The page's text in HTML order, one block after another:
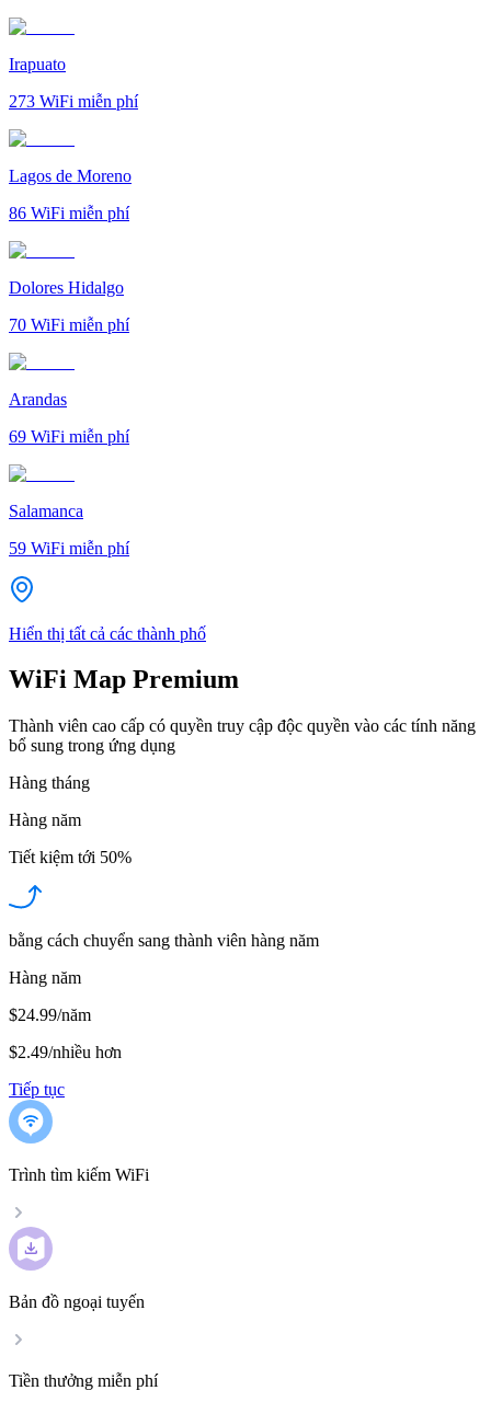
Irapuato
273 WiFi miễn phí
Lagos de Moreno
86 WiFi miễn phí
Dolores Hidalgo
70 WiFi miễn phí
Arandas
69 WiFi miễn phí
Salamanca
59 WiFi miễn phí
Hiển thị tất cả các thành phố
WiFi Map Premium
Thành viên cao cấp có quyền truy cập độc quyền vào các tính năng
bổ sung trong ứng dụng
Hàng tháng
Hàng năm
Tiết kiệm tới 50%
bằng cách chuyển sang thành viên hàng năm
Hàng năm
$24.99/năm
$2.49/nhiều hơn
Tiếp tục
Trình tìm kiếm WiFi
Bản đồ ngoại tuyến
Tiền thưởng miễn phí